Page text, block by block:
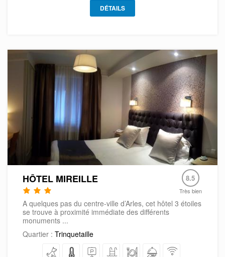
DÉTAILS
HÔTEL MIREILLE 8.5
Très bien
A quelques pas du centre-ville d’Arles, cet hôtel 3 étoiles
se trouve à proximité immédiate des différents
monuments ...
Quartier : Trinquetaille